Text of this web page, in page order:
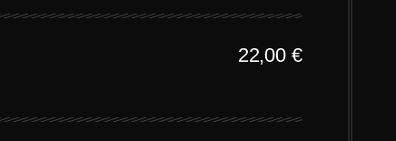
22,00 €